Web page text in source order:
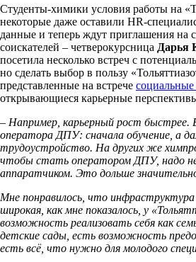
Студенты-химики условия работы на
некоторые даже оставили HR-
данные и теперь ждут приглашения на
соискателей – четверокурсница Дарья
посетила несколько встреч с
но сделать выбор в пользу
представленные на встрече социальные
открывающиеся карьерные
– Например, карьерный рост быстрее.
оператора ДПУ: сначала обучение, а
трудоустройство. На других же
чтобы стать оператором ДПУ, надо
аппаратчиком. Это дольше
Мне понравилось, что инфраструктура
широкая, как мне показалось, у
возможность реализовать себя как
детские сады, есть возможность
есть всё, что нужно для молодого